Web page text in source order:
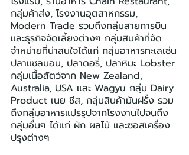
กลุ่มค้าส่ง, โรงงานอุตสาหกรรม,
Modern Trade รวมถึงกลุ่มสายการบิน
และธุรกิจจัดเลี้ยงต่างๆ กลุ่มสินค้าที่จัด
จำหน่ายที่น่าสนใจได้แก่ กลุ่มอาหารทะเลเช่น
ปลาแซลมอน, ปลาดอรี่, ปลาหิมะ Lobster
กลุ่มเนื้อสัตว์จาก New Zealand,
Australia, USA และ Wagyu กลุ่ม Dairy
Product เนย ชีส, กลุ่มสินค้ามันฝรั่ง รวม
ถึงกลุ่มอาหารแปรรูปจากโรงงานไปจนถึง
กลุ่มอื่นๆ ได้แก่ ผัก ผลไม้ และซอสเครื่อง
ปรุงต่างๆ